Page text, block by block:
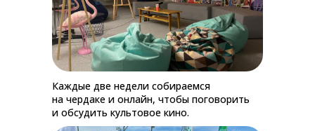
Каждые две недели собираемся
на чердаке и онлайн, чтобы поговорить
и обсудить культовое кино.